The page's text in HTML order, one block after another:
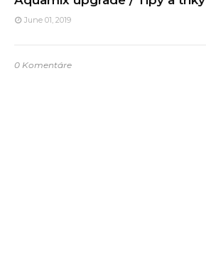
June 01, 2019
0 Komentáre